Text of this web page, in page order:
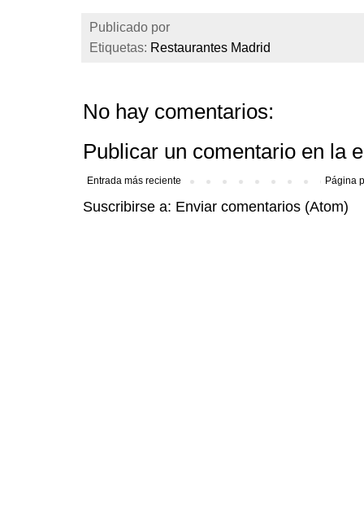
Publicado por
Etiquetas: Restaurantes Madrid
No hay comentarios:
Publicar un comentario en la
Entrada más reciente Página
Suscribirse a: Enviar comentarios (Atom)